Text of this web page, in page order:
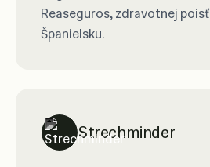
Reaseguros, zdravotnej
Španielsku.
Strechminder